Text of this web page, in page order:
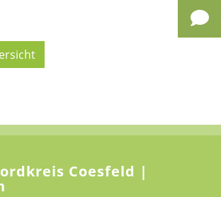
Coesfeld |